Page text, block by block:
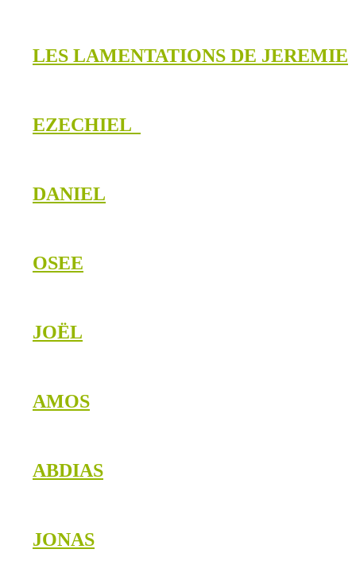
LES LAMENTATIONS DE JEREMIE
EZECHIEL
DANIEL
OSEE
JOËL
AMOS
ABDIAS
JONAS